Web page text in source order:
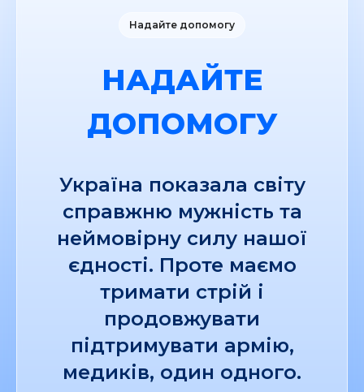
Надайте допомогу
НАДАЙТЕ
ДОПОМОГУ
Україна показала світу
справжню мужність та
неймовірну силу нашої
єдності. Проте маємо
тримати стрій і
продовжувати
підтримувати армію,
медиків, один одного.